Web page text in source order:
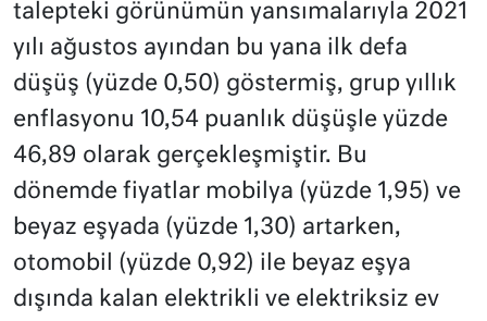
talepteki görünümün yansımalarıyla 2021
yılı ağustos ayından bu yana ilk defa
düşüş (yüzde 0,50) göstermiş, grup yıllık
enflasyonu 10,54 puanlık düşüşle yüzde
46,89 olarak gerçekleşmiştir. Bu
dönemde fiyatlar mobilya (yüzde 1,95) ve
beyaz eşyada (yüzde 1,30) artarken,
otomobil (yüzde 0,92) ile beyaz eşya
dışında kalan elektrikli ve elektriksiz ev